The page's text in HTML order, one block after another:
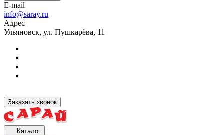
E-mail
info@saray.ru
Адрес
Ульяновск, ул. Пушкарёва, 11
Заказать звонок
Каталог